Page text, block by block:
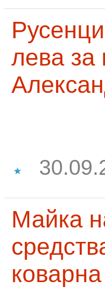
лева за
Майка